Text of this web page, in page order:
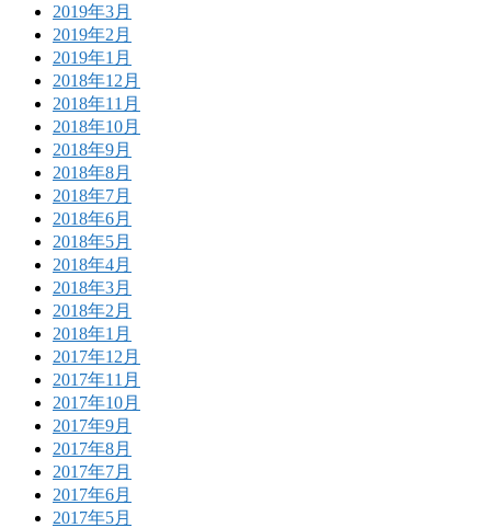
2019年3月
2019年2月
2019年1月
2018年12月
2018年11月
2018年10月
2018年9月
2018年8月
2018年7月
2018年6月
2018年5月
2018年4月
2018年3月
2018年2月
2018年1月
2017年12月
2017年11月
2017年10月
2017年9月
2017年8月
2017年7月
2017年6月
2017年5月